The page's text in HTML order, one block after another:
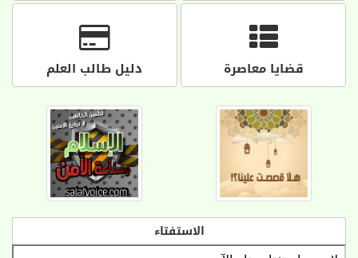
قضايا معاصرة دليل طالب العلم
الاستفتاء